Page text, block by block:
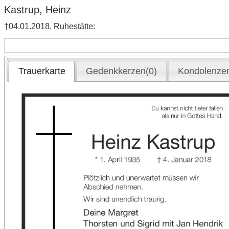
Kastrup, Heinz
†04.01.2018, Ruhestätte:
Trauerkarte Gedenkkerzen(0)